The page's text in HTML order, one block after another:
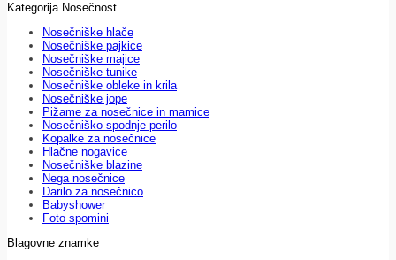
Kategorija Nosečnost
Nosečniške hlače
Nosečniške pajkice
Nosečniške majice
Nosečniške tunike
Nosečniške obleke in krila
Nosečniške jope
Pižame za nosečnice in mamice
Nosečniško spodnje perilo
Kopalke za nosečnice
Hlačne nogavice
Nosečniške blazine
Nega nosečnice
Darilo za nosečnico
Babyshower
Foto spomini
Blagovne znamke